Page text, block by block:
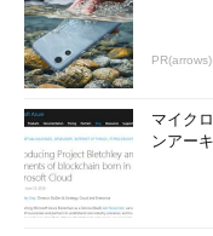
PR(arrows)
マイク
ンアー